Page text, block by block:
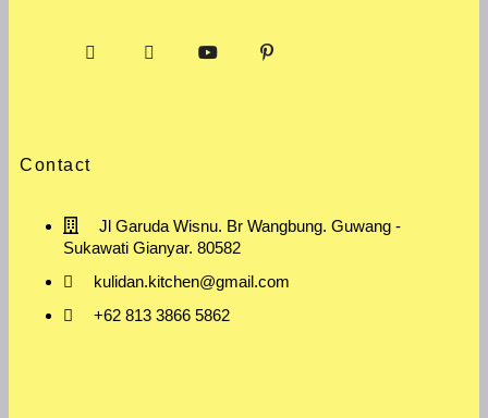
Contact
Jl Garuda Wisnu. Br Wangbung. Guwang -
Sukawati Gianyar. 80582
kulidan.kitchen@gmail.com
+62 813 3866 5862